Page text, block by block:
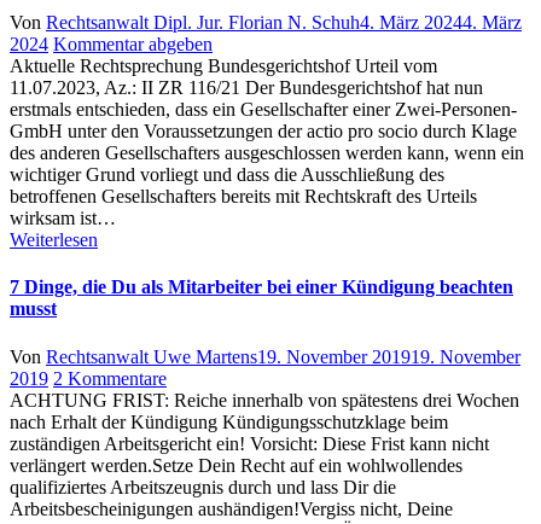
Author
Von Rechtsanwalt Dipl. Jur. Florian N. SchuhPosted
4. März 20244. März
2024 Kommentar abgeben
Aktuelle Rechtsprechung Bundesgerichtshof Urteil vom
11.07.2023, Az.: II ZR 116/21 Der Bundesgerichtshof hat nun
erstmals entschieden, dass ein Gesellschafter einer Zwei-Personen-
GmbH unter den Voraussetzungen der actio pro socio durch Klage
des anderen Gesellschafters ausgeschlossen werden kann, wenn ein
wichtiger Grund vorliegt und dass die Ausschließung des
betroffenen Gesellschafters bereits mit Rechtskraft des Urteils
wirksam ist…
Weiterlesen
7 Dinge, die Du als Mitarbeiter bei einer Kündigung beachten
musst
Author
Von Rechtsanwalt Uwe MartensPosted
19. November 201919. November
2019 2 Kommentarezu
7
Dinge,
die
Du
als
Mitarbeiter
ACHTUNG FRIST: Reiche innerhalb von spätestens drei Wochen
nach Erhalt der Kündigung Kündigungsschutzklage beim
zuständigen Arbeitsgericht ein! Vorsicht: Diese Frist kann nicht
verlängert werden.Setze Dein Recht auf ein wohlwollendes
qualifiziertes Arbeitszeugnis durch und lass Dir die
Arbeitsbescheinigungen aushändigen!Vergiss nicht, Deine